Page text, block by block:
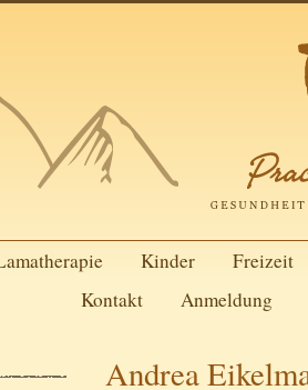
Kinder
Freizeit
Kontakt
Anmeldung
Andrea